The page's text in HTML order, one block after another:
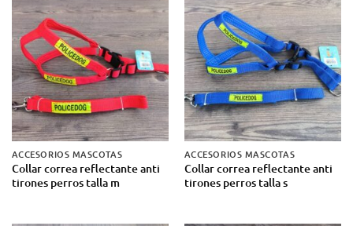
ACCESORIOS MASCOTAS
Collar correa reflectante anti
tirones perros talla m
ACCESORIOS MASCOTAS
Collar correa reflectante anti
tirones perros talla s